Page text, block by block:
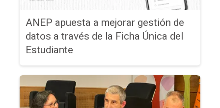
ANEP apuesta a mejorar gestión de
datos a través de la Ficha Única del
Estudiante